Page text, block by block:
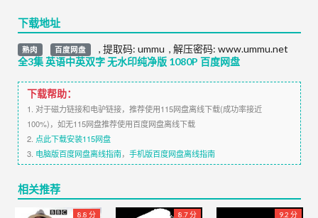
下载地址
熟肉 百度网盘
全3集 英语中英双字 无水印纯净版 1080P 百度网盘
, 提取码: ummu , 解压密码: www.ummu.net
下载帮助：
1. 对于磁力链接和电驴链接，推荐使用115网盘离线下载(成功率接近
100%)，如无115网盘推荐使用百度网盘离线下载
2. 点此下载安装115网盘
3. 电脑版百度网盘离线指南， 手机版百度网盘离线指南
相关推荐
8.8 分 8.7 分 9.2 分